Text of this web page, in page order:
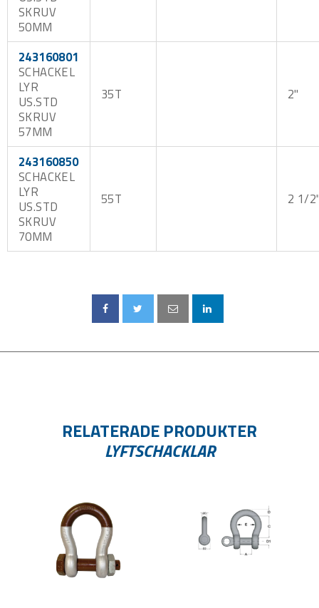
SKRUV
50MM
243160801
SCHACKEL
LYR
US.STD
SKRUV
57MM
35T 2"
243160850
SCHACKEL
LYR
US.STD
SKRUV
70MM
55T 2 1/
RELATERADE PRODUKTER
LYFTSCHACKLAR